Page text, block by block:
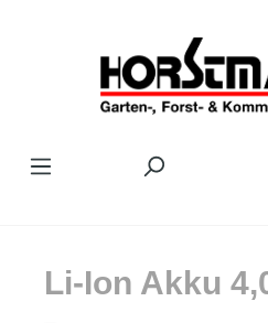
Li-Ion Akku